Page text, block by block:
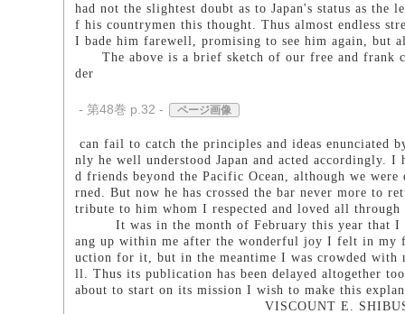
had not the slightest doubt as to Japan's status as
f his countrymen this thought. Thus almost endless
I bade him farewell, promising to see him again, but
The above is a brief sketch of our free and frank
der
- 第48巻 p.32 - ページ画像
can fail to catch the principles and ideas enunciated
nly he well understood Japan and acted accordingly.
d friends beyond the Pacific Ocean, although we
rned. But now he has crossed the bar never more to
tribute to him whom I respected and loved all through
It was in the month of February this year that I
ang up within me after the wonderful joy I felt in my
uction for it, but in the meantime I was crowded with
ll. Thus its publication has been delayed altogether
about to start on its mission I wish to make this
VISCOUNT E.